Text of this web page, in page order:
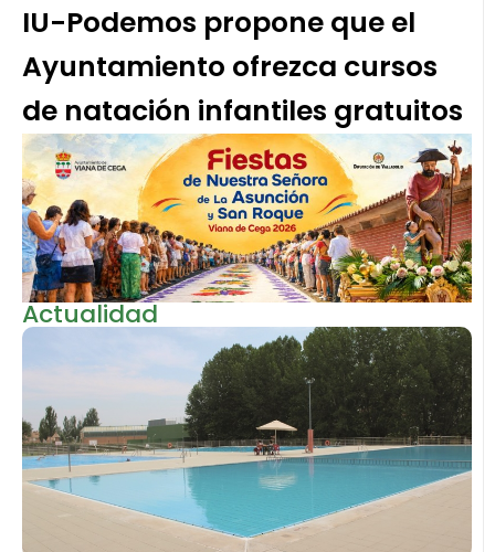
IU-Podemos propone que el
Ayuntamiento ofrezca cursos
de natación infantiles gratuitos
Actualidad